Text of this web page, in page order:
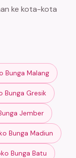
ke kota-kota
Bunga Malang
Bunga Gresik
Jember
Bunga Madiun
Bunga Batu